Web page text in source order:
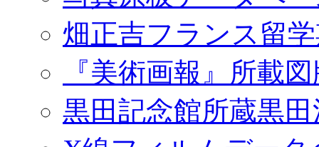
畑正吉フランス留
『美術画報』所載
黒田記念館所蔵黒